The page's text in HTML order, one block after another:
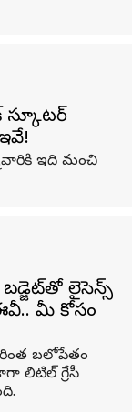
స్కూటర్
ఇది మంచి
బడ్జెట్‌తో లైసెన్స్‌
మీ కోసం
బలోపేతం
లిటిల్ గ్రేసీ